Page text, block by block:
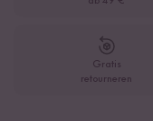
Gratis
retourneren